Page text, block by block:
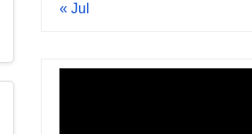
« Jul